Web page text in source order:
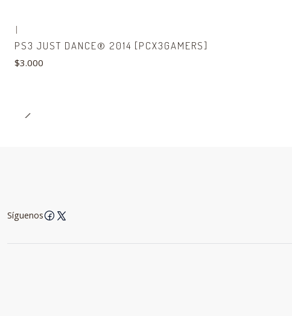
|
PS3 JUST DANCE® 2014 [PCX3GAMERS]
$3.000
Síguenos